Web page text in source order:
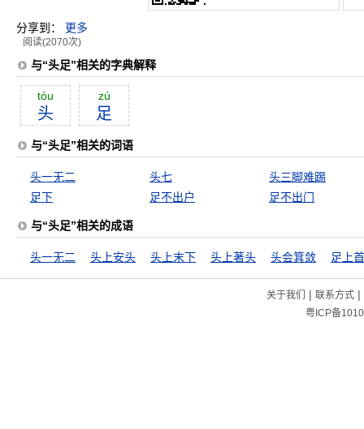
分享到： 更多
阅读(2070次)
与“头足”相关的字典解释
tóu
头
zú
足
与“头足”相关的词语
头一无二 头七
头三脚难踢
足下
足不出户 足不出门
与“头足”相关的成语
头一无二 头上安头 头上末下 头上著头 头会箕敛 足上
关于我们 | 联系方式|
粤ICP备